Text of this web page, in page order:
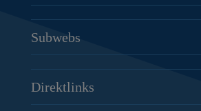
Subwebs
Direktlinks